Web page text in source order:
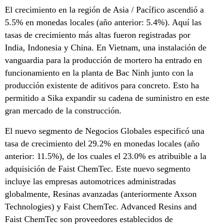
El crecimiento en la región de Asia / Pacífico ascendió a
5.5% en monedas locales (año anterior: 5.4%). Aquí las
tasas de crecimiento más altas fueron registradas por
India, Indonesia y China. En Vietnam, una instalación de
vanguardia para la producción de mortero ha entrado en
funcionamiento en la planta de Bac Ninh junto con la
producción existente de aditivos para concreto. Esto ha
permitido a Sika expandir su cadena de suministro en este
gran mercado de la construcción.
El nuevo segmento de Negocios Globales especificó una
tasa de crecimiento del 29.2% en monedas locales (año
anterior: 11.5%), de los cuales el 23.0% es atribuible a la
adquisición de Faist ChemTec. Este nuevo segmento
incluye las empresas automotrices administradas
globalmente, Resinas avanzadas (anteriormente Axson
Technologies) y Faist ChemTec. Advanced Resins and
Faist ChemTec son proveedores establecidos de